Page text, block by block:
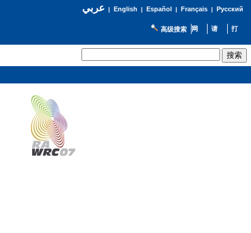
عربي| English | Español | Français| Русский
高级搜索